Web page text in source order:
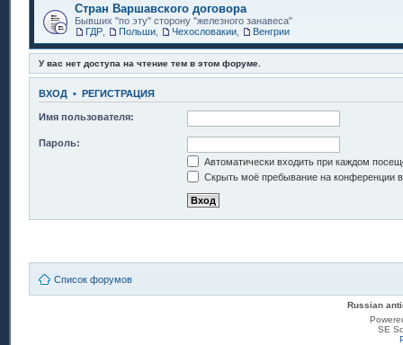
Стран Варшавского договора
Бывших "по эту" сторону "железного занавеса"
ГДР
Польши Чехословакии Венгрии
У вас нет доступа на чтение тем в этом форуме.
ВХОД • РЕГИСТРАЦИЯ
Имя пользователя:
Пароль:
Автоматически входить при каждом
Скрыть моё пребывание на конференции в
Список форумов
Russian
SE